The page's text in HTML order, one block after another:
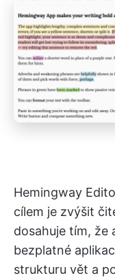
Hemingway
cílem je zvýšit
dosahuje tím, že
bezplatné
strukturu vět a